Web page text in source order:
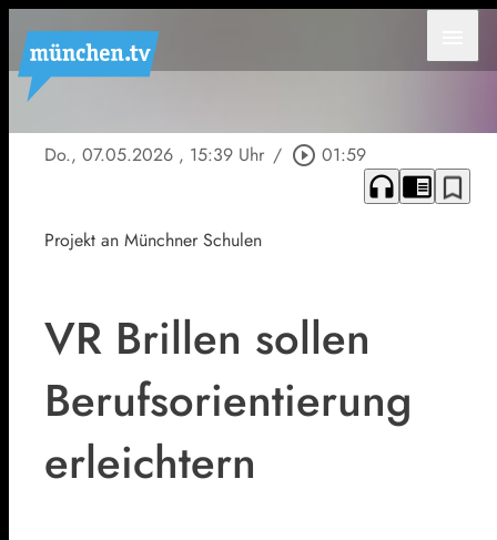
Do., 07.05.2026 , 15:39 Uhr / play_circle_outline 01:59
headphones chrome_reader_mode bookmark_border
Projekt an Münchner Schulen
VR Brillen sollen
Berufsorientierung
erleichtern